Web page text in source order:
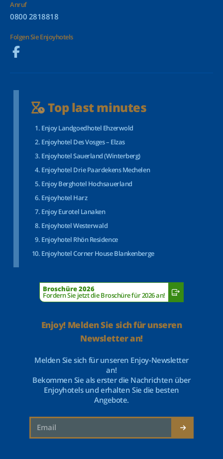
Anruf
0800 2818818
Folgen Sie Enjoyhotels
Top last minutes
Enjoy Landgoedhotel Ehzerwold
Enjoyhotel Des Vosges – Elzas
Enjoyhotel Sauerland (Winterberg)
Enjoyhotel Drie Paardekens Mechelen
Enjoy Berghotel Hochsauerland
Enjoyhotel Harz
Enjoy Eurotel Lanaken
Enjoyhotel Westerwald
Enjoyhotel Rhön Residence
Enjoyhotel Corner House Blankenberge
Broschüre 2026
Fordern Sie jetzt die Broschüre für 2026 an!
Enjoy! Melden Sie sich für unseren
Newsletter an!
Melden Sie sich für unseren Enjoy-Newsletter
an!
Bekommen Sie als erster die Nachrichten über
Enjoyhotels und erhalten Sie die besten
Angebote.